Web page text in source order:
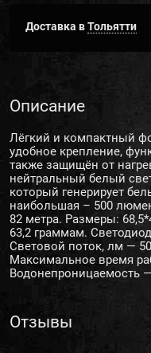
Доставка вТольятти
Описание
Лёгкий и компактный
удобное крепление,
также защищён от
нейтральный белый
который генерирует
наибольшая – 500
82 метра. Размеры:
63,2 граммам. Светодиод
Световой поток, лм —
Максимальное время
Водонепроницаемость
Отзывы